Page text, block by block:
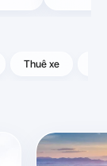
Thuê xe